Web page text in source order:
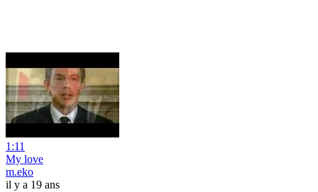
1:11
My love
m.eko
il y a 19 ans